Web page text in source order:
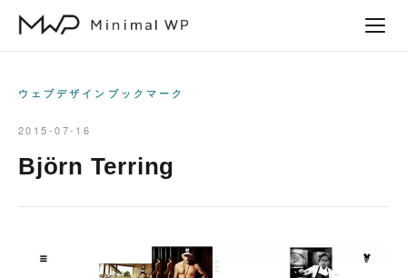
ウェブデザインブックマーク
2015-07-16
Björn Terring